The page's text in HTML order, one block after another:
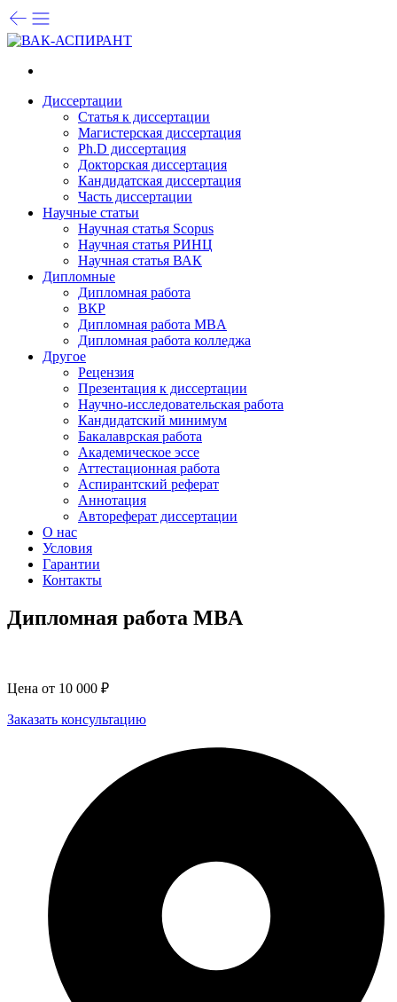
Диссертации
Статья к диссертации
Магистерская диссертация
Ph.D диссертация
Докторская диссертация
Кандидатская диссертация
Часть диссертации
Научные статьи
Научная статья Scopus
Научная статья РИНЦ
Научная статья ВАК
Дипломные
Дипломная работа
ВКР
Дипломная работа MBA
Дипломная работа колледжа
Другое
Рецензия
Презентация к диссертации
Научно-исследовательская работа
Кандидатский минимум
Бакалаврская работа
Академическое эссе
Аттестационная работа
Аспирантский реферат
Аннотация
Автореферат диссертации
О нас
Условия
Гарантии
Контакты
Дипломная работа MBA
Цена от 10 000 ₽
Заказать консультацию